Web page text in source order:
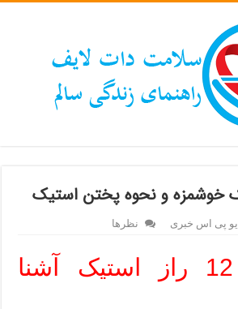
یو پی اس خبری نظرها
12 راز استیک آشنا